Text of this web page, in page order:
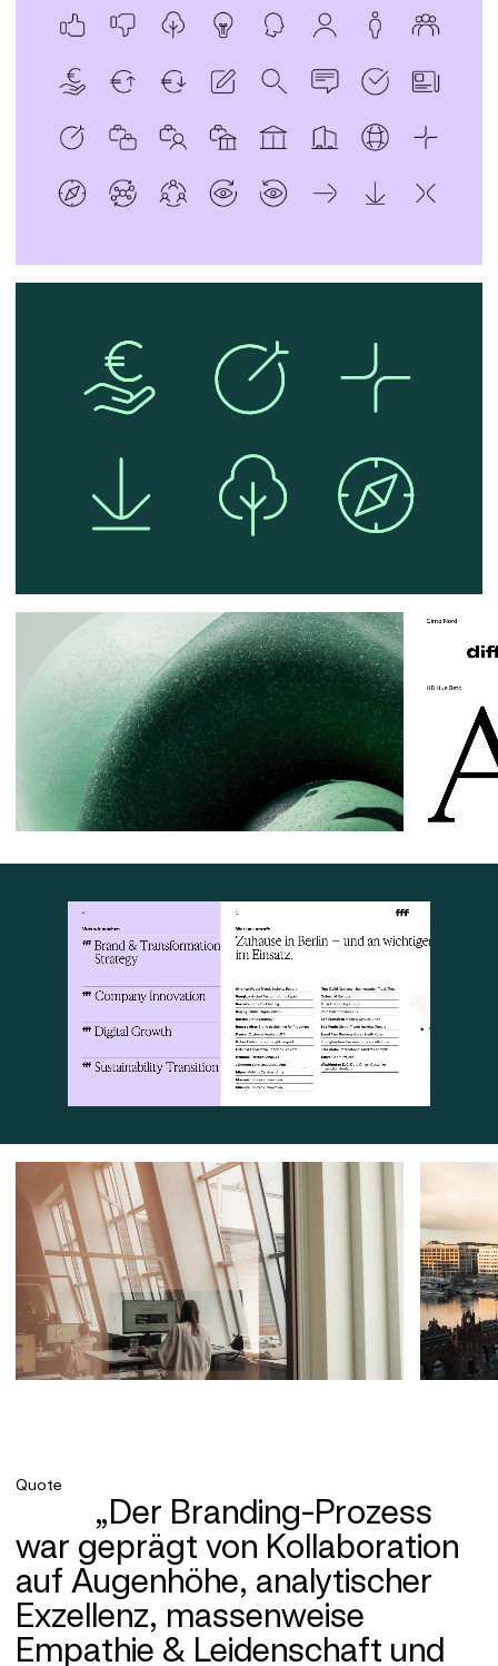
Quote
„Der Branding-Prozess
war geprägt von Kollaboration
auf Augenhöhe, analytischer
Exzellenz, massenweise
Empathie & Leidenschaft und